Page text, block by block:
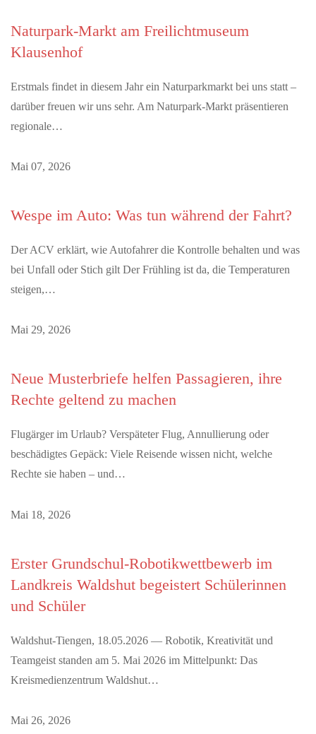
Naturpark-Markt am Freilichtmuseum
Klausenhof
Erstmals findet in diesem Jahr ein Naturparkmarkt bei uns statt –
darüber freuen wir uns sehr. Am Naturpark-Markt präsentieren
regionale…
Mai 07, 2026
Wespe im Auto: Was tun während der Fahrt?
Der ACV erklärt, wie Autofahrer die Kontrolle behalten und was
bei Unfall oder Stich gilt Der Frühling ist da, die Temperaturen
steigen,…
Mai 29, 2026
Neue Musterbriefe helfen Passagieren, ihre
Rechte geltend zu machen
Flugärger im Urlaub? Verspäteter Flug, Annullierung oder
beschädigtes Gepäck: Viele Reisende wissen nicht, welche
Rechte sie haben – und…
Mai 18, 2026
Erster Grundschul-Robotikwettbewerb im
Landkreis Waldshut begeistert Schülerinnen
und Schüler
Waldshut-Tiengen, 18.05.2026 — Robotik, Kreativität und
Teamgeist standen am 5. Mai 2026 im Mittelpunkt: Das
Kreismedienzentrum Waldshut…
Mai 26, 2026